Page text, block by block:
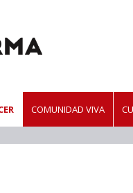
COMUNIDAD VIVA